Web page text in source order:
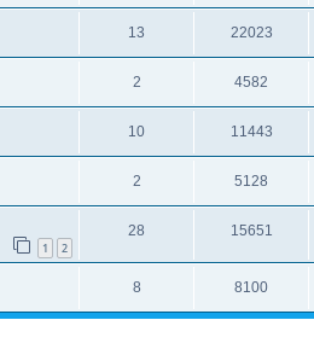
13 22023
2 4582
10 11443
2 5128
1 2
28 15651
8 8100